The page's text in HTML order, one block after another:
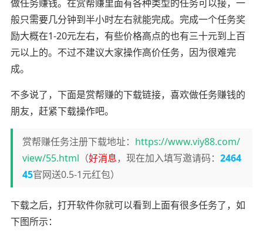
做任务赚钱。在赏帮赚里面有各种类型的任务可以接，一
般只需要几分钟到半小时左右就能完成。完成一个任务奖
励大概在1-20元左右，有些价格高点的也有三十元到上百
元以上的。不过不建议大家操作高价任务，因为很难完
成。
不多说了，下面是赏帮赚的下载链接，喜欢做任务赚钱的
朋友，赶紧下载操作吧。
赏帮赚任务注册下载地址： https://www.viy88.com/
view/55.html （好消息，现在加入填写邀请码： 2464
45官网送0.5-1元红包）
下载之后，打开软件你就可以看到上面有很多任务了，如
下图所示：